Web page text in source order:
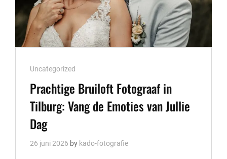
Cat
Links
Uncategorized
Prachtige Bruiloft Fotograaf in
Tilburg: Vang de Emoties van Jullie
Dag
26 juni 2026 by kado-fotografie